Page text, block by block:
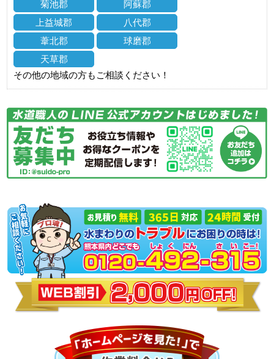
菊池郡
阿蘇郡
上益城郡
八代郡
葦北郡
球磨郡
天草郡
その他の地域の方もご相談ください！